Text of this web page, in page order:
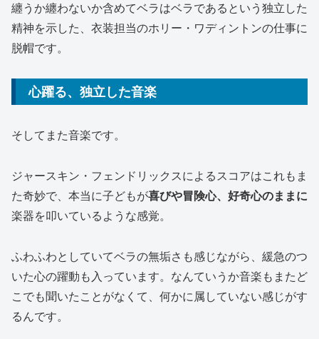
纏うか纏わないか含めてベラはベラであるという独立した
精神を示した、衣装担当のホリー・ワディントンの仕事に
脱帽です。
心躍る、独立した音楽
そしてまた音楽です。
ジャースキン・フェンドリックスによるスコアはこれもま
た奇妙で、本当に子どもが喜びや冒険心、好奇心のままに
楽器を叩いているような感覚。
ふわふわとしていてベラの無垢さも感じながら、緩急のつ
いた心の躍動も入っています。なんていうか音楽もまたど
こでも聞いたことがなくて、何かに属していない感じがす
るんです。